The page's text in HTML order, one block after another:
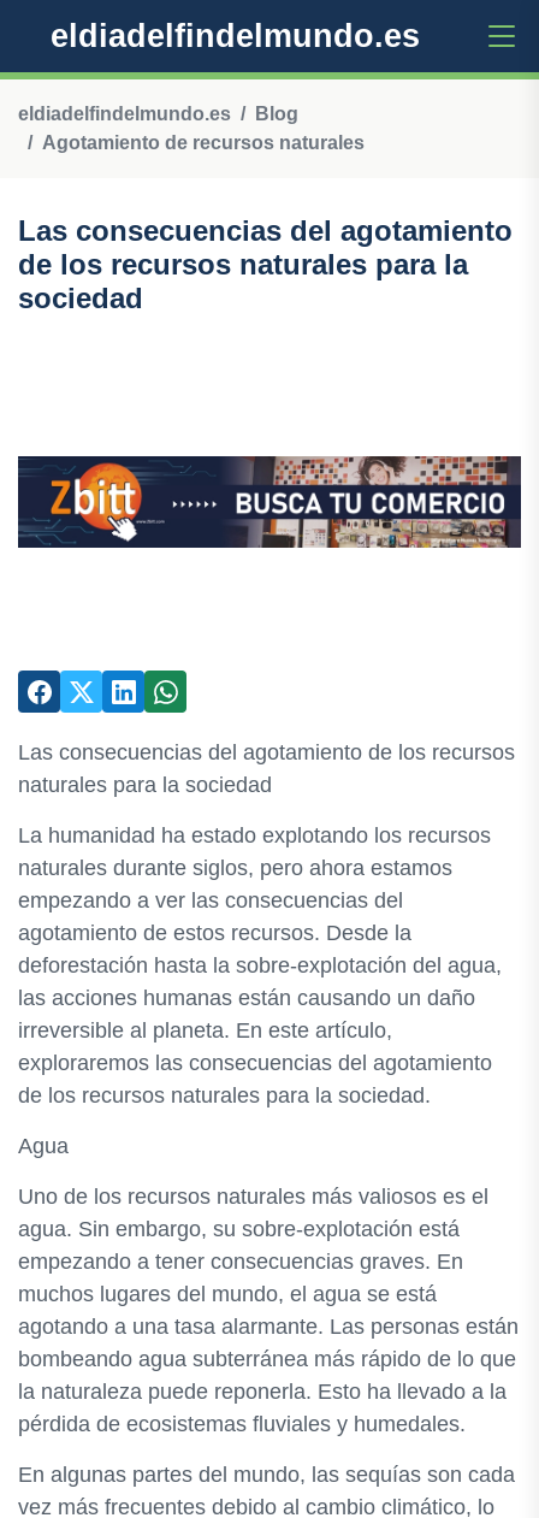
eldiadelfindelmundo.es
eldiadelfindelmundo.es
Blog
Agotamiento de recursos naturales
Las consecuencias del agotamiento
de los recursos naturales para la
sociedad
Las consecuencias del agotamiento de los recursos
naturales para la sociedad
La humanidad ha estado explotando los recursos
naturales durante siglos, pero ahora estamos
empezando a ver las consecuencias del
agotamiento de estos recursos. Desde la
deforestación hasta la sobre-explotación del agua,
las acciones humanas están causando un daño
irreversible al planeta. En este artículo,
exploraremos las consecuencias del agotamiento
de los recursos naturales para la sociedad.
Agua
Uno de los recursos naturales más valiosos es el
agua. Sin embargo, su sobre-explotación está
empezando a tener consecuencias graves. En
muchos lugares del mundo, el agua se está
agotando a una tasa alarmante. Las personas están
bombeando agua subterránea más rápido de lo que
la naturaleza puede reponerla. Esto ha llevado a la
pérdida de ecosistemas fluviales y humedales.
En algunas partes del mundo, las sequías son cada
vez más frecuentes debido al cambio climático, lo